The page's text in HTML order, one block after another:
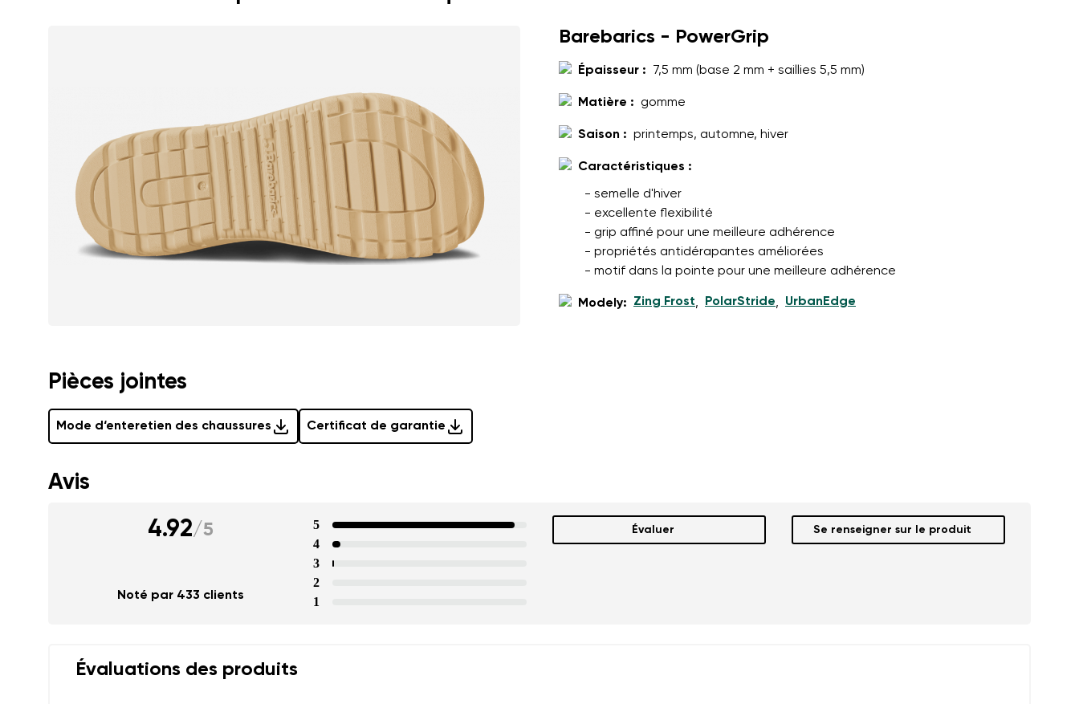
Choisissez la langue
Modifier
Barebarics - PowerGrip
Épaisseur : 7,5 mm (base 2 mm + saillies 5,5 mm)
Matière : gomme
Saison : printemps, automne, hiver
Caractéristiques :
- semelle d'hiver
- excellente flexibilité
- grip affiné pour une meilleure adhérence
- propriétés antidérapantes améliorées
- motif dans la pointe pour une meilleure adhérence
Modely: Zing Frost, PolarStride, UrbanEdge
Pièces jointes
Mode d‘enteretien des chaussures Certificat de garantie
Avis
4.92/5
Noté par 433 clients
5
4
3
2
1
Évaluer Se renseigner sur le produit
Évaluations des produits
Évaluation
J'accepte qu'on traite mes coordonnées saisies dans les termes